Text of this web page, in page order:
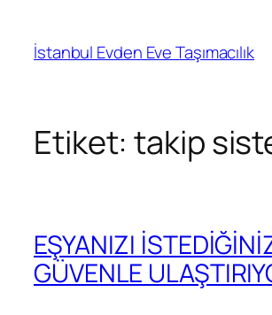
İstanbul Evden Eve Taşımacılık
Etiket:takip
EŞYANIZI
GÜVENLE